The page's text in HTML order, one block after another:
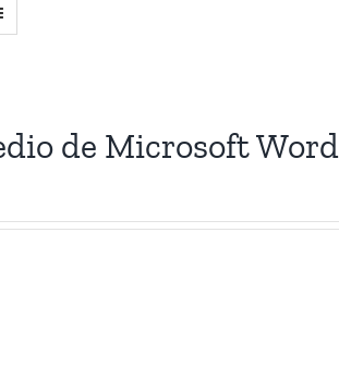
de Microsoft Word